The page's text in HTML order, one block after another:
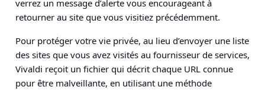
verrez un message d’alerte vous encourageant à
retourner au site que vous visitiez précédemment.
Pour protéger votre vie privée, au lieu d’envoyer une liste
des sites que vous avez visités au fournisseur de services,
Vivaldi reçoit un fichier qui décrit chaque URL connue
pour être malveillante, en utilisant une méthode